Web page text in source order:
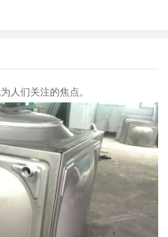
人们关注的焦点。